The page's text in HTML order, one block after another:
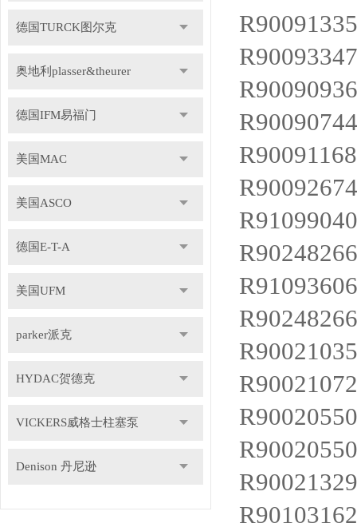
德国TURCK图尔克
奥地利plasser&theurer
德国IFM易福门
美国MAC
美国ASCO
德国E-T-A
美国UFM
parker派克
HYDAC贺德克
VICKERS威格士柱塞泵
Denison 丹尼逊